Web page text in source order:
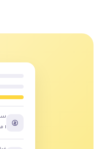
١ مارس